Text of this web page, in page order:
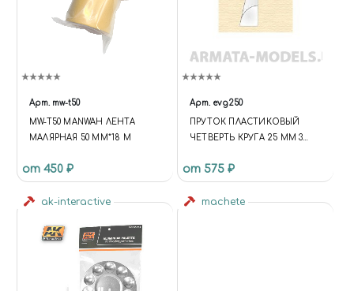
Арт. mw-t50
MW-T50 MANWAH ЛЕНТА
МАЛЯРНАЯ 50 ММ*18 М
от 450 ₽
Арт. evg250
ПРУТОК ПЛАСТИКОВЫЙ
ЧЕТВЕРТЬ КРУГА 25 ММ 3
от 575 ₽
ak-interactive machete